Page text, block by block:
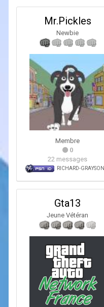
Mr.Pickles
Newbie
Membre
0
22 messages
RlCHARD-GRAYSON
Gta13
Jeune Vétéran